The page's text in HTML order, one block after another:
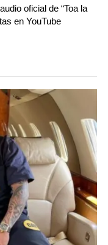
oficial de “Toa la
en YouTube